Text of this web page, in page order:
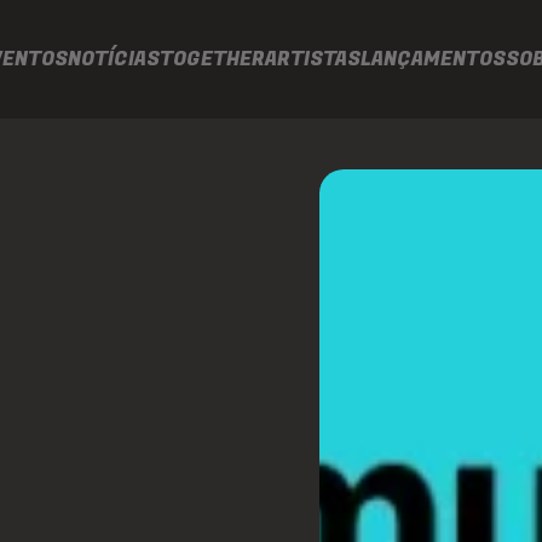
NOTÍCIASTOGETHERARTISTASLANÇAMENTOS